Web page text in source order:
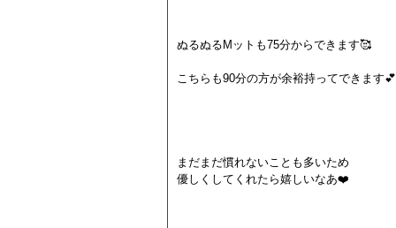
ぬるぬるMットも75分からできます🥰
こちらも90分の方が余裕持ってできます💕
まだまだ慣れないことも多いため
優しくしてくれたら嬉しいなあ❤️